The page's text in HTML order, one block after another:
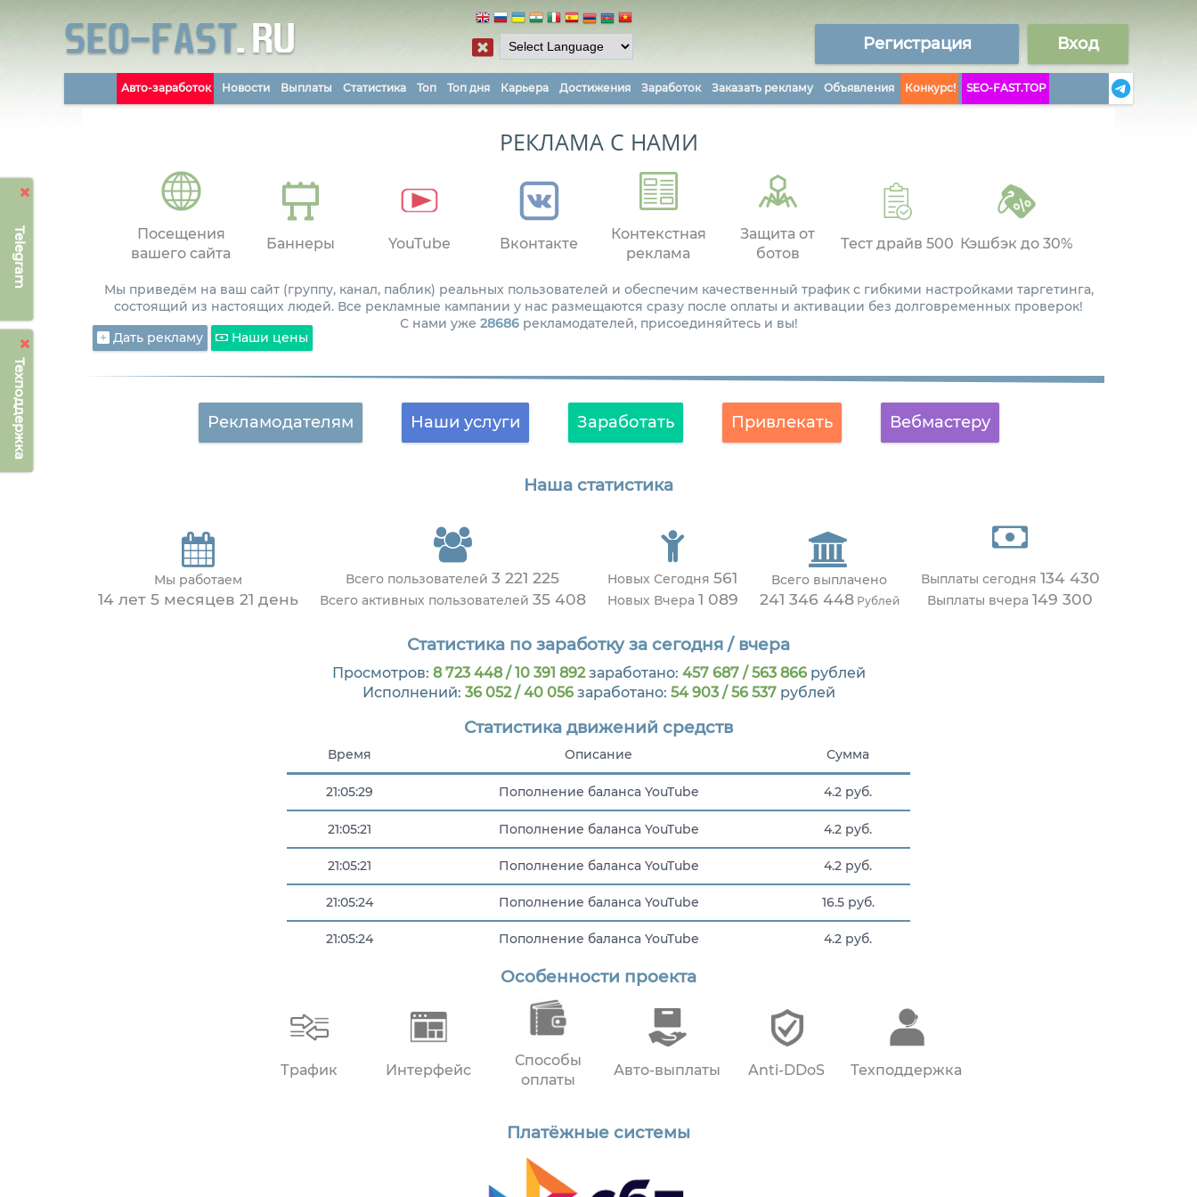
Telegram
Техподдержка
Регистрация Вход
Авто-заработок Новости Выплаты Статистика Топ Топ дня Карьера Достижения Заработок Заказать рекламу Объявления Конкурс! SEO-FAST.TOP
РЕКЛАМА С НАМИ
Посещения
вашего сайта
Баннеры YouTube Вконтакте
Контекстная
реклама
Защита от
ботов
Тест драйв 500 Кэшбэк до 30%
Мы приведём на ваш сайт (группу, канал, паблик) реальных пользователей и обеспечим качественный трафик с гибкими настройками таргетинга,
состоящий из настоящих людей. Все рекламные кампании у нас размещаются сразу после оплаты и активации без долговременных проверок!
С нами уже 28686рекламодателей, присоединяйтесь и вы!
Дать рекламу
Наши цены
Рекламодателям Наши услуги Заработать Привлекать Вебмастеру
Наша статистика
Мы работаем
14 лет 5 месяцев 21 день
Всего пользователей 3 221 225
Всего активных пользователей 35 408
Новых Сегодня 561
Новых Вчера 1 089
Всего выплачено
241 346 448Рублей
Выплаты сегодня 134 430
Выплаты вчера 149 300
Статистика по заработку за сегодня / вчера
Просмотров: 8 723 448 / 10 391 892заработано: 457 687 / 563 866рублей
Исполнений: 36 052 / 40 056заработано: 54 903 / 56 537рублей
Статистика движений средств
Время Описание Сумма
21:05:29 Пополнение баланса YouTube 4.2 руб.
21:05:21 Пополнение баланса YouTube 4.2 руб.
21:05:21 Пополнение баланса YouTube 4.2 руб.
21:05:24 Пополнение баланса YouTube 16.5 руб.
21:05:24 Пополнение баланса YouTube 4.2 руб.
Пополнение баланса YouTube
Особенности проекта
Трафик Интерфейс
Способы
оплаты
Авто-выплаты Anti-DDoS Техподдержка
Платёжные системы